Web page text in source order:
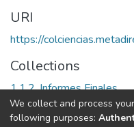
URI
https://
Collections
1.1.2. Informes Finales
Full item page
We collect and process
following purposes: